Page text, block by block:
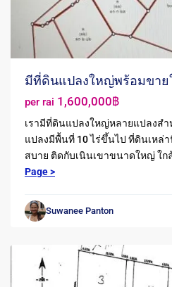
มีที่ดินแปลงใหญ่พร้อมขา
per rai 1,600,000฿
เรามีที่ดินแปลงใหญ่หลายแปลงส
แปลงมีพื้นที่ 10 ไร่ขึ้นไป ที่ดินเหล่
สบาย ติดกับเนินเขาขนาดใหญ่ ใก
Page >
Suwanee Panton
Pranburi
ปากน้ำ
ปราณ
Pak
Nam